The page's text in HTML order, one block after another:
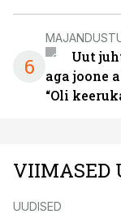
6
Uut
aga joone
“Oli
VIIMASED
UUDISED